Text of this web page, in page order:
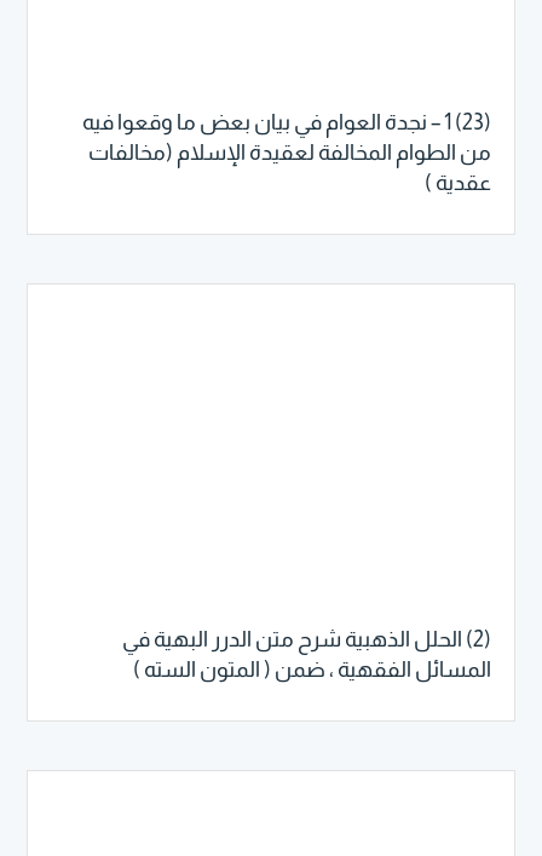
(23) 1 – نجدة العوام في بيان بعض ما وقعوا فيه
من الطوام المخالفة لعقيدة الإسلام (مخالفات
عقدية )
(2) الحلل الذهبية شرح متن الدرر البهية في
المسائل الفقهية ، ضمن ( المتون السته )